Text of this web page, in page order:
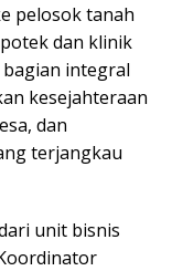
pelosok tanah
dan klinik
integral
kesejahteraan
dan
terjangkau
unit bisnis